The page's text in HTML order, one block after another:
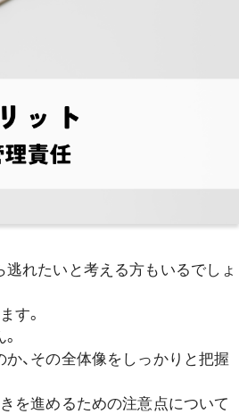
れたいと考える方もいるでしょ
す。
、その全体像をしっかりと把握
を進めるための注意点について